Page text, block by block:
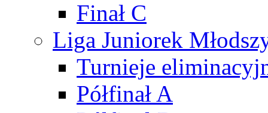
Finał C
Liga Juniorek
Turnieje
Półfinał A